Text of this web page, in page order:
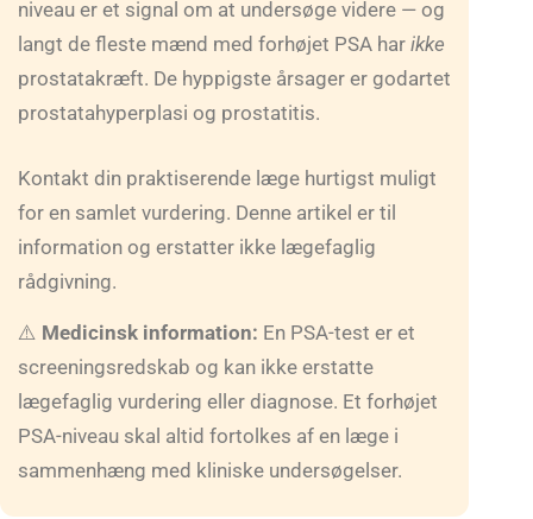
niveau er et signal om at undersøge videre — og
langt de fleste mænd med forhøjet PSA har ikke
prostatakræft. De hyppigste årsager er godartet
prostatahyperplasi og prostatitis.
Kontakt din praktiserende læge hurtigst muligt
for en samlet vurdering. Denne artikel er til
information og erstatter ikke lægefaglig
rådgivning.
⚠️ Medicinsk information: En PSA-test er et
screeningsredskab og kan ikke erstatte
lægefaglig vurdering eller diagnose. Et forhøjet
PSA-niveau skal altid fortolkes af en læge i
sammenhæng med kliniske undersøgelser.